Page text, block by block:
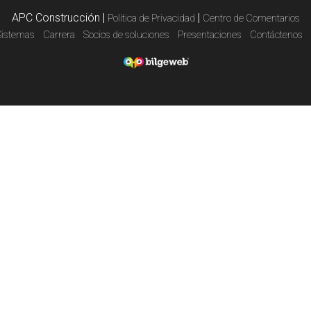
APC Construcción | Política de Privacidad | Centro de Comentarios
Carrera Socios de soluciones Presentaciones Contáctenos